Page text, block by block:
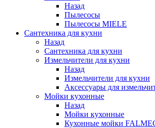
Назад
Пылесосы
Пылесосы MIELE
Сантехника для кухни
Назад
Сантехника для кухни
Измельчители для кухни
Назад
Измельчители для кухни
Аксессуары для
Мойки кухонные
Назад
Мойки кухонные
Кухонные мойки